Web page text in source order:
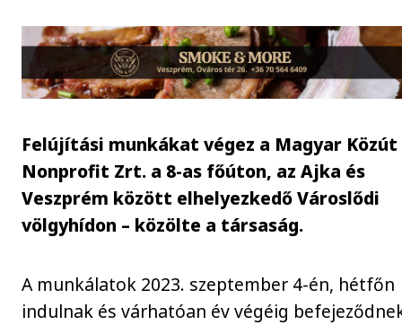
Felújítási munkákat végez a Magyar Közút
Nonprofit Zrt. a 8-as főúton, az Ajka és
Veszprém között elhelyezkedő Városlődi
völgyhídon – közölte a társaság.
A munkálatok 2023. szeptember 4-én, hétfőn
indulnak és várhatóan év végéig